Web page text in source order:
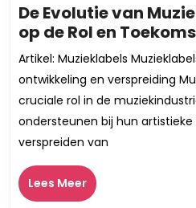
De Evolutie van
op de Rol en
Artikel: Muzieklabels
ontwikkeling en verspreiding
cruciale rol in de
ondersteunen bij hun
verspreiden van
Lees MeerLees
Meer